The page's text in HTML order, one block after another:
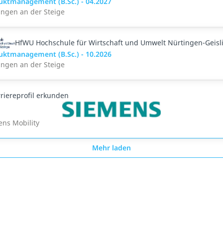
an der Steige
HfWU Hochschule für Wirtschaft und Umwelt Nürtingen-
(B.Sc.) - 10.2026
an der Steige
erkunden
Mobility
Mehr laden